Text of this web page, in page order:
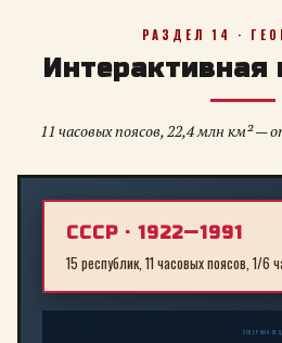
РАЗДЕЛ 14 ·
Интерактивная
11 часовых поясов, 22,4 млн км²
СССР · 1922—1991
15 республик, 11 часовых поясов, 1/6
СЕВЕРНЫЙ